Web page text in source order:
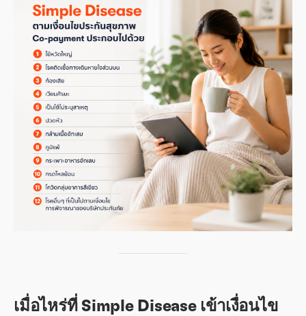
เมื่อไหร่ที่ Simple Disease เข้าเงื่อนไข